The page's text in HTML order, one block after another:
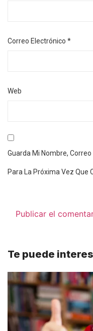
Correo Electrónico *
Web
Guarda Mi Nombre,
Para La Próxima Vez Que
Te puede